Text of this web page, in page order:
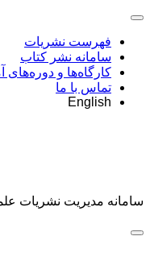
فهرست نشریات
سامانه نشر کتاب
کارگاه‌ها و
تماس با ما
English
سامانه مدیریت نشریات